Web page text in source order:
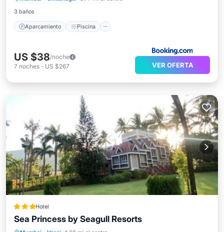
3 baños
Aparcamiento Piscina
US $38/noche
7 noches - US $267 VER OFERTA
Hotel
Sea Princess by Seagull Resorts
Aparcamiento Piscina